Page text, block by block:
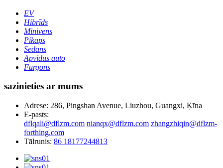
EV
Hibrīds
Minivens
Pikaps
Sedans
Apvidus auto
Furgons
sazinieties ar mums
Adrese: 286, Pingshan Avenue, Liuzhou, Guangxi, Ķīna
E-pasts:
dflqali@dflzm.com nianqx@dflzm.com zhangzhiqin@dflzm-
forthing.com
Tālrunis: 86 18177244813